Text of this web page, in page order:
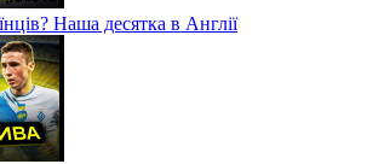
Наша десятка в Англії